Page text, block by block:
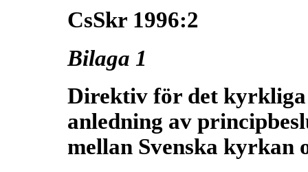
CsSkr 1996:2
Bilaga 1
Direktiv för det kyrkliga
anledning av
mellan Svenska kyrkan